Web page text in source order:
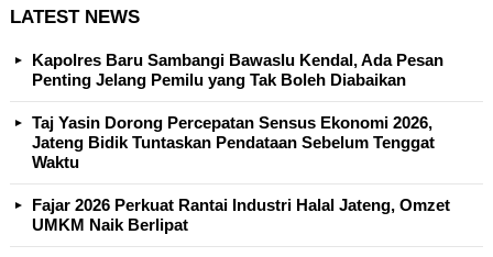
LATEST NEWS
Kapolres Baru Sambangi Bawaslu Kendal, Ada Pesan
Penting Jelang Pemilu yang Tak Boleh Diabaikan
Taj Yasin Dorong Percepatan Sensus Ekonomi 2026,
Jateng Bidik Tuntaskan Pendataan Sebelum Tenggat
Waktu
Fajar 2026 Perkuat Rantai Industri Halal Jateng, Omzet
UMKM Naik Berlipat